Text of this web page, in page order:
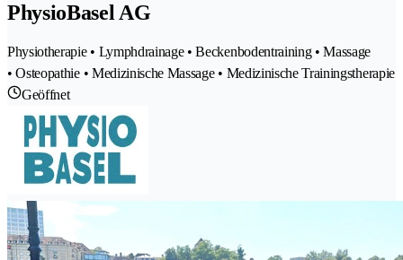
PhysioBasel AG
Physiotherapie • Lymphdrainage • Beckenbodentraining • Massage
• Osteopathie • Medizinische Massage • Medizinische Trainingstherapie
Geöffnet